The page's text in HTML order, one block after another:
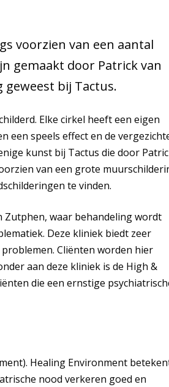
voorzien van een aantal
gemaakt door Patrick van
bij Tactus.
Elke cirkel heeft een eigen
een speels effect en de
kunst bij Tactus die door
van een grote
te vinden.
Zutphen, waar behandeling wordt
Deze kliniek biedt zeer
Cliënten worden hier
aan deze kliniek is de High &
die een ernstige
Healing Environment
nood verkeren goed en